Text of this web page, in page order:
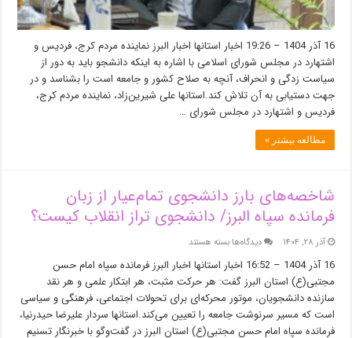
16 آذر 1404 – 19:26 اخبار استانها اخبار البرز نماینده مردم کرج، فردیس و
اشتهارد در مجلس شورای اسلامی با اشاره به اینکه دانشجو باید به دور از
سیاست زدگی و انحراف، آنچه به صلاح کشور و جامعه است را بشناسد و در
جهت دستیابی به آن تلاش کند.استانها علی شیرین‌زاد، نماینده مردم کرج،
فردیس و اشتهارد در مجلس شورای …
مطالعه بیشتر »
شاخصه‌های بارز دانشجوی تمام‌عیار از زبان
فرمانده سپاه البرز/ دانشجوی تراز انقلاب کیست؟
آذر ۲۸, ۱۴۰۴ دیدگاه‌هابرای
بارز
دانشجوی
تمام‌عیار
از
زبان
بسته هستند
16 آذر 1404 – 16:52 اخبار استانها اخبار البرز فرمانده سپاه امام حسن
مجتبی(ع) استان البرز گفت: هر حرکت مثبت، هر ابتکار علمی و هر نقد
سازنده دانشجویان، موتور محرکه‌ای برای تحولات اجتماعی، فرهنگی و سیاسی
است که مسیر سرنوشت جامعه را تعیین می‌کند.استانها سردار علیرضا حیدرنیا،
فرمانده سپاه امام حسن مجتبی(ع) استان البرز در گفت‌وگو با خبرنگار تسنیم